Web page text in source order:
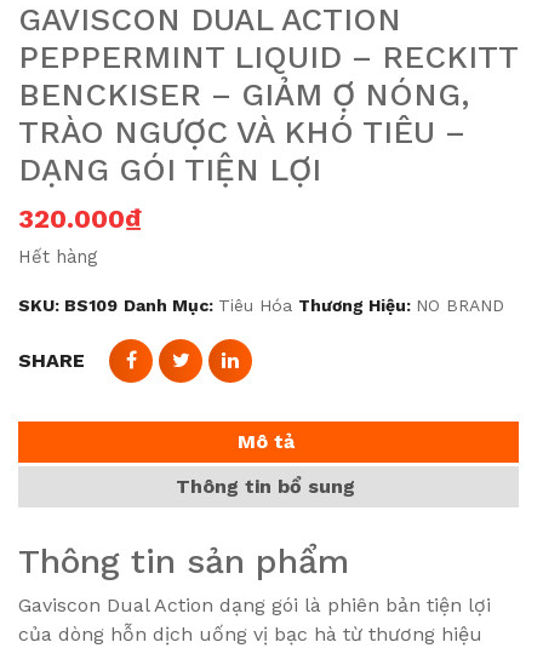
GAVISCON DUAL ACTION
PEPPERMINT LIQUID – RECKITT
BENCKISER – GIẢM Ợ NÓNG,
TRÀO NGƯỢC VÀ KHÓ TIÊU –
DẠNG GÓI TIỆN LỢI
320.000₫
Hết hàng
SKU: BS109 Danh Mục: Tiêu Hóa Thương Hiệu: NO BRAND
SHARE
Mô tả
Thông tin bổ sung
Thông tin sản phẩm
Gaviscon Dual Action dạng gói là phiên bản tiện lợi
của dòng hỗn dịch uống vị bạc hà từ thương hiệu